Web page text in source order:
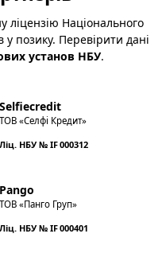
Національного
позику. Перевірити дані
установ НБУ.
Selfiecredit
ТОВ «Селфі Кредит»
Ліц. НБУ № IF 000312
Pango
ТОВ «Панго Груп»
Ліц. НБУ № IF 000401